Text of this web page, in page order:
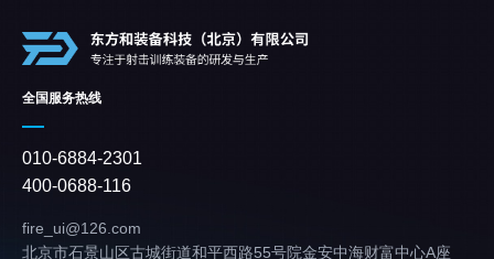
全国服务热线
010-6884-2301
400-0688-116
fire_ui@126.com
北京市石景山区古城街道和平西路55号院金安中海财富中心A座